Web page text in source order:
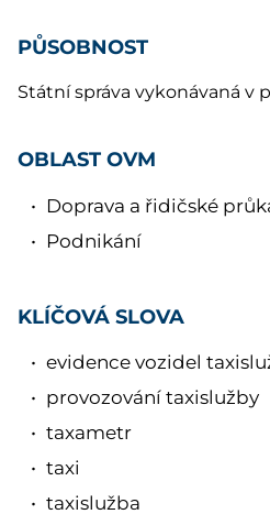
PŮSOBNOST
Státní správa vykonávaná v
OBLAST OVM
Doprava a řidičské
Podnikání
KLÍČOVÁ SLOVA
evidence vozidel
provozování taxislužby
taxametr
taxi
taxislužba